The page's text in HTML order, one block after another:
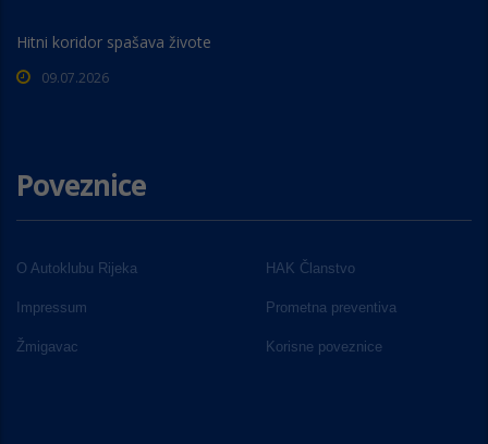
Hitni koridor spašava živote
09.07.2026
Poveznice
O Autoklubu Rijeka HAK Članstvo
Impressum Prometna preventiva
Žmigavac Korisne poveznice